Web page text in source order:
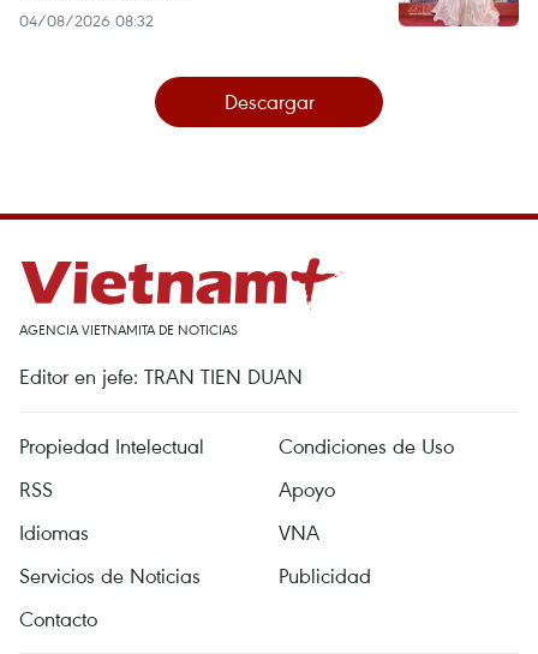
04/08/2026 08:32
Descargar
AGENCIA VIETNAMITA DE NOTICIAS
Editor en jefe: TRAN TIEN DUAN
Propiedad Intelectual
Condiciones de Uso
RSS
Apoyo
Idiomas
VNA
Servicios de Noticias
Publicidad
Contacto